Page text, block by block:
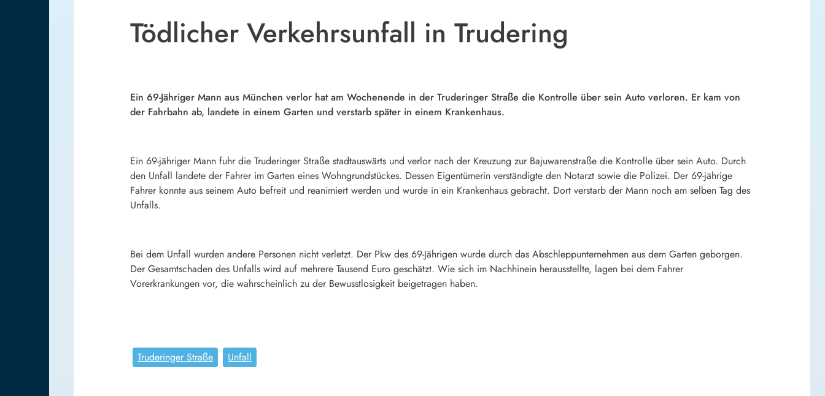
Tödlicher Verkehrsunfall in Trudering
Ein 69-Jähriger Mann aus München verlor hat am Wochenende in der Truderinger Straße die Kontrolle über sein Auto verloren. Er kam von
der Fahrbahn ab, landete in einem Garten und verstarb später in einem Krankenhaus.
Ein 69-jähriger Mann fuhr die Truderinger Straße stadtauswärts und verlor nach der Kreuzung zur Bajuwarenstraße die Kontrolle über sein Auto. Durch
den Unfall landete der Fahrer im Garten eines Wohngrundstückes. Dessen Eigentümerin verständigte den Notarzt sowie die Polizei. Der 69-jährige
Fahrer konnte aus seinem Auto befreit und reanimiert werden und wurde in ein Krankenhaus gebracht. Dort verstarb der Mann noch am selben Tag des
Unfalls.
Bei dem Unfall wurden andere Personen nicht verletzt. Der Pkw des 69-Jährigen wurde durch das Abschleppunternehmen aus dem Garten geborgen.
Der Gesamtschaden des Unfalls wird auf mehrere Tausend Euro geschätzt. Wie sich im Nachhinein herausstellte, lagen bei dem Fahrer
Vorerkrankungen vor, die wahrscheinlich zu der Bewusstlosigkeit beigetragen haben.
Truderinger Straße Unfall